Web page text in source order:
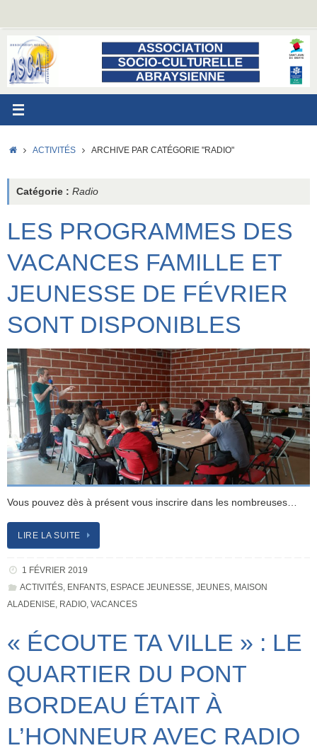
contenu
ACCUEIL
ACTIVITÉS ARCHIVE PAR CATÉGORIE "RADIO"
Catégorie : Radio
LES PROGRAMMES DES
VACANCES FAMILLE ET
JEUNESSE DE FÉVRIER
SONT DISPONIBLES
Vous pouvez dès à présent vous inscrire dans les nombreuses…
LIRE LA SUITE
1 FÉVRIER 2019
ACTIVITÉS, ENFANTS, ESPACE JEUNESSE, JEUNES, MAISON
ALADENISE, RADIO, VACANCES
« ÉCOUTE TA VILLE » : LE
QUARTIER DU PONT
BORDEAU ÉTAIT À
L’HONNEUR AVEC RADIO